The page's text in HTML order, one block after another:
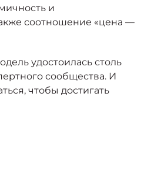
8
3 125 000 ₽*
и
соотношение «цена —
удостоилась столь
сообщества. И
чтобы достигать